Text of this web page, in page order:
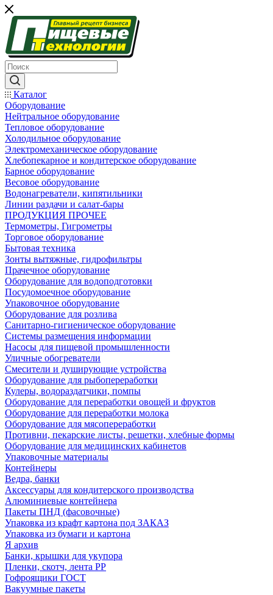
Каталог
Оборудование
Нейтральное оборудование
Тепловое оборудование
Холодильное оборудование
Электромеханическое оборудование
Хлебопекарное и кондитерское оборудование
Барное оборудование
Весовое оборудование
Водонагреватели, кипятильники
Линии раздачи и салат-бары
ПРОДУКЦИЯ ПРОЧЕЕ
Термометры, Гигрометры
Торговое оборудование
Бытовая техника
Зонты вытяжные, гидрофильтры
Прачечное оборудование
Оборудование для водоподготовки
Посудомоечное оборудование
Упаковочное оборудование
Оборудование для розлива
Санитарно-гигиеническое оборудование
Системы размещения информации
Насосы для пищевой промышленности
Уличные обогреватели
Смесители и душирующие устройства
Оборудование для рыбопереработки
Кулеры, водораздатчики, помпы
Оборудование для переработки овощей и фруктов
Оборудование для переработки молока
Оборудование для мясопереработки
Противни, пекарские листы, решетки, хлебные формы
Оборудование для медицинских кабинетов
Упаковочные материалы
Контейнеры
Ведра, банки
Аксессуары для кондитерского производства
Алюминиевые контейнера
Пакеты ПНД (фасовочные)
Упаковка из крафт картона под ЗАКАЗ
Упаковка из бумаги и картона
Я архив
Банки, крышки для укупора
Пленки, скотч, лента РР
Гофроящики ГОСТ
Вакуумные пакеты